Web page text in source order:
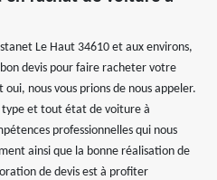
Le Haut 34610 et aux environs,
devis pour faire racheter votre
nous vous prions de nous appeler.
type et tout état de voiture à
professionnelles qui nous
ainsi que la bonne réalisation de
de devis est à profiter